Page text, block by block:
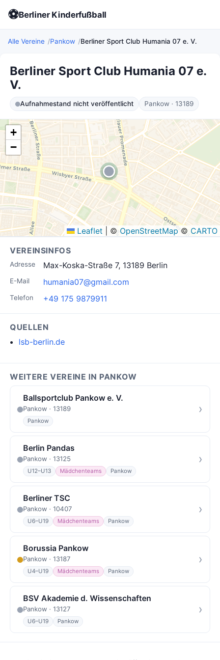
⚽Berliner Kinderfußball
Alle Vereine Pankow Berliner Sport Club Humania 07 e. V.
Berliner Sport Club Humania 07 e.
V.
Aufnahmestand nicht veröffentlicht Pankow · 13189
+
−
Leaflet ©OpenStreetMap© CARTO
VEREINSINFOS
Adresse Max-Koska-Straße 7, 13189 Berlin
E-Mail humania07@gmail.com
Telefon +49 175 9879911
QUELLEN
lsb-berlin.de
WEITERE VEREINE IN PANKOW
Ballsportclub Pankow e. V.
Pankow · 13189
Pankow
›
Berlin Pandas
Pankow · 13125
U12–U13 Mädchenteams Pankow
›
Berliner TSC
Pankow · 10407
U6–U19 Mädchenteams Pankow
›
Borussia Pankow
Pankow · 13187
U4–U19 Mädchenteams Pankow
›
BSV Akademie d. Wissenschaften
Pankow · 13127
U6–U19 Pankow
›